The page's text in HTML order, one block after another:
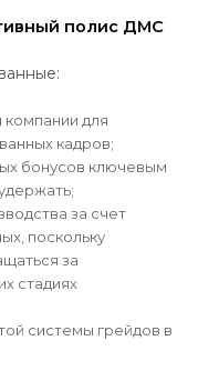
полис ДМС
для
кадров;
бонусов ключевым
за счет
поскольку
за
стадиях
системы грейдов в